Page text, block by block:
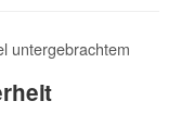
untergebrachtem